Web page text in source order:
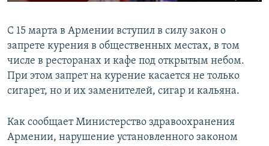
Все сайты Радио Азатутюн
C 15 марта в Армении вступил в силу закон о
запрете курения в общественных местах, в том
числе в ресторанах и кафе под открытым небом.
При этом запрет на курение касается не только
сигарет, но и их заменителей, сигар и кальяна.
Как сообщает Министерство здравоохранения
Армении, нарушение установленного законом